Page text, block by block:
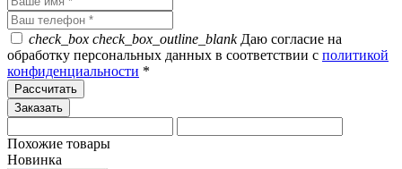
check_box check_box_outline_blankДаю согласие на
обработку персональных данных в соответствии с политикой
конфиденциальности *
Рассчитать
Похожие товары
Новинка